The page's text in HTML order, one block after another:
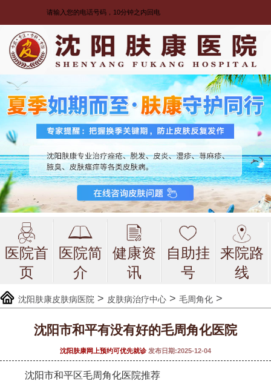
医院首
页
医院简
介
健康资
讯
自助挂
号
来院路
线
沈阳肤康皮肤病医院 > 皮肤病治疗中心 > 毛周角化 >
沈阳市和平有没有好的毛周角化医院
沈阳肤康网上预约可优先就诊 发布日期:2025-12-04
沈阳市和平区毛周角化医院推荐